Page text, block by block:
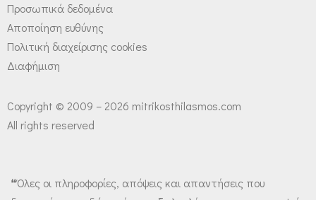
Προσωπικά δεδομένα
Αποποίηση ευθύνης
Πολιτική διαχείρισης cookies
Διαφήμιση
Copyright © 2009 – 2026 mitrikosthilasmos.com
All rights reserved
❝Όλες οι πληροφορίες, απόψεις και απαντήσεις που